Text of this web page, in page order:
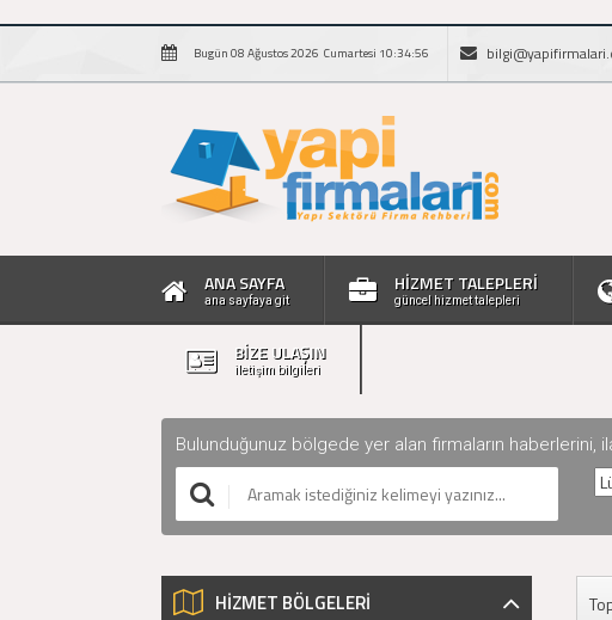
Bugün 08 Ağustos 2026 Cumartesi 10:34:56
ANA SAYFA
ana sayfaya git
HİZMET TALEPLERİ
güncel hizmet talepleri
BİZE ULAŞIN
iletişim bilgileri
Bulunduğunuz bölgede yer alan firmaların haberlerini,
HİZMET BÖLGELERİ